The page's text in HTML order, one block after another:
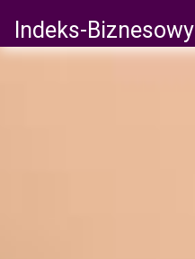
Indeks-Biznesowy